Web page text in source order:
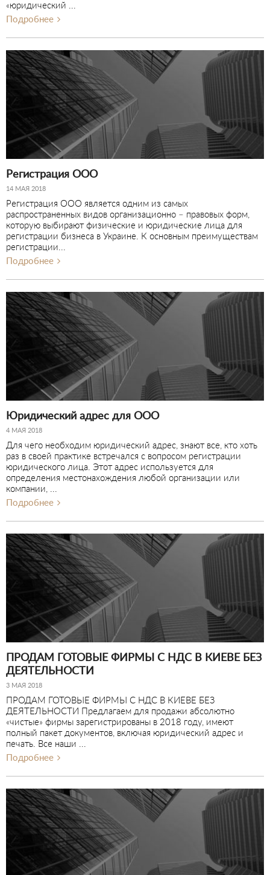
«юридический ...
Подробнее
Регистрация ООО
14 МАЯ 2018
Регистрация ООО является одним из самых
распространенных видов организационно – правовых форм,
которую выбирают физические и юридические лица для
регистрации бизнеса в Украине. К основным преимуществам
регистрации...
Подробнее
Юридический адрес для ООО
4 МАЯ 2018
Для чего необходим юридический адрес, знают все, кто хоть
раз в своей практике встречался с вопросом регистрации
юридического лица. Этот адрес используется для
определения местонахождения любой организации или
компании, ...
Подробнее
ПРОДАМ ГОТОВЫЕ ФИРМЫ С НДС В КИЕВЕ БЕЗ
ДЕЯТЕЛЬНОСТИ
3 МАЯ 2018
ПРОДАМ ГОТОВЫЕ ФИРМЫ С НДС В КИЕВЕ БЕЗ
ДЕЯТЕЛЬНОСТИ Предлагаем для продажи абсолютно
«чистые» фирмы зарегистрированы в 2018 году, имеют
полный пакет документов, включая юридический адрес и
печать. Все наши ...
Подробнее